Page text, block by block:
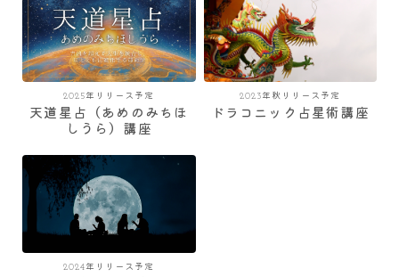
2025年リリース予定
天道星占（あめのみちほ
しうら）講座
2023年秋リリース予定
ドラコニック占星術講座
2024年リリース予定